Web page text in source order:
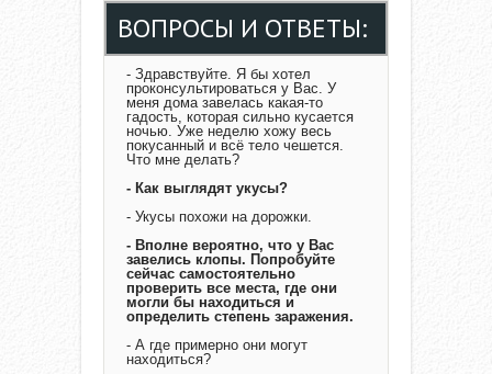
ВОПРОСЫ И ОТВЕТЫ:
- Здравствуйте. Я бы хотел
проконсультироваться у Вас. У
меня дома завелась какая-то
гадость, которая сильно кусается
ночью. Уже неделю хожу весь
покусанный и всё тело чешется.
Что мне делать?
- Как выглядят укусы?
- Укусы похожи на дорожки.
- Вполне вероятно, что у Вас
завелись клопы. Попробуйте
сейчас самостоятельно
проверить все места, где они
могли бы находиться и
определить степень заражения.
- А где примерно они могут
находиться?